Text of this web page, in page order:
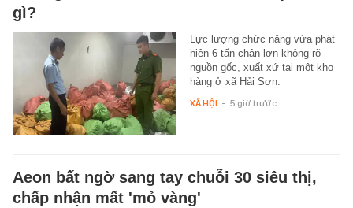
gì?
Lực lượng chức năng vừa phát
hiện 6 tấn chân lợn không rõ
nguồn gốc, xuất xứ tại một kho
hàng ở xã Hải Sơn.
XÃ HỘI - 5 giờ trước
Aeon bất ngờ sang tay chuỗi 30 siêu thị,
chấp nhận mất 'mỏ vàng'